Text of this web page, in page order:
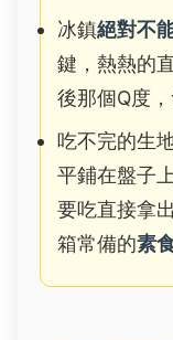
冰鎮絕對不
鍵，熱熱的
後那個Q度
吃不完的生
平鋪在盤子
要吃直接拿
箱常備的素